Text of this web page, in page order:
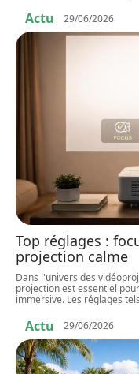
Actu 29/06/2026
Top réglages :
projection calme
Dans l'univers des
projection est essentiel
immersive. Les réglages
Actu 29/06/2026